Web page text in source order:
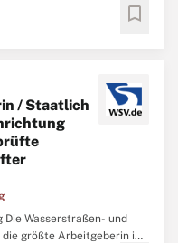
Plätze) sowie im
bookmark
/ Staatlich
Wasserstraßen- und
größte Arbeitgeberin im